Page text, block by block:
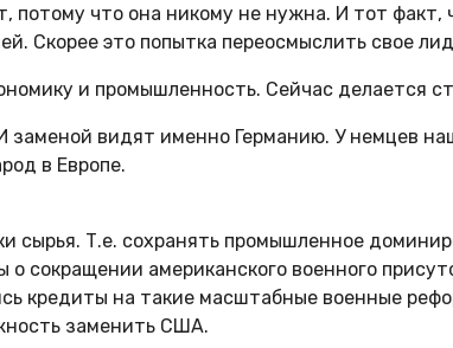
потому что она никому не нужна. И тот
Скорее это попытка переосмыслить свое
и промышленность. Сейчас делается
видят именно Германию. У немцев
в Европе.
сырья. Т.е. сохранять промышленное
сокращении американского военного
кредиты на такие масштабные военные
заменить США.